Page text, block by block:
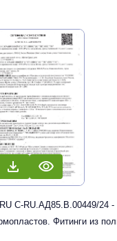
С-RU.АД85.В.00449/24
Фитинги из